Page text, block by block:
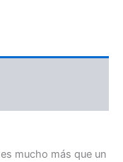
es mucho más que un